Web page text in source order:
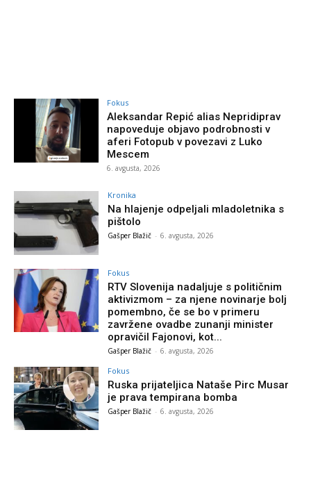
Fokus
Aleksandar Repić alias Nepridiprav
napoveduje objavo podrobnosti v
aferi Fotopub v povezavi z Luko
Mescem
6. avgusta, 2026
Kronika
Na hlajenje odpeljali mladoletnika s
pištolo
Gašper Blažič - 6. avgusta, 2026
Fokus
RTV Slovenija nadaljuje s političnim
aktivizmom – za njene novinarje bolj
pomembno, če se bo v primeru
zavržene ovadbe zunanji minister
opravičil Fajonovi, kot...
Gašper Blažič - 6. avgusta, 2026
Fokus
Ruska prijateljica Nataše Pirc Musar
je prava tempirana bomba
Gašper Blažič - 6. avgusta, 2026